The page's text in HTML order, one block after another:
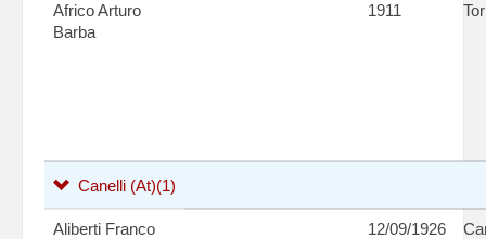
Africo Arturo
Barba
1911
Canelli (At)(1)
Aliberti Franco 12/09/1926